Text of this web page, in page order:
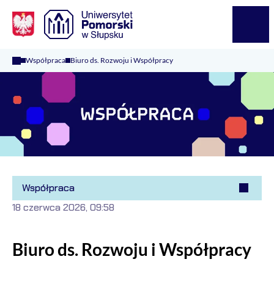
Współpraca Biuro ds. Rozwoju i Współpracy
Współpraca
Biuro ds. Rozwoju i Współpracy
18 czerwca 2026, 09:58